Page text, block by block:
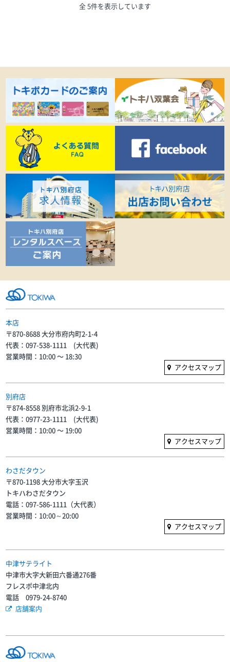
全 5件を表示しています
本店
〒870-8688 大分市府内町2-1-4
代表：097-538-1111 (大代表)
営業時間：10:00 〜 18:30
アクセスマップ
別府店
〒874-8558 別府市北浜2-9-1
代表：0977-23-1111 (大代表)
営業時間：10:00 〜 19:00
アクセスマップ
わさだタウン
〒870-1198 大分市大字玉沢
トキハわさだタウン
電話：097-586-1111（大代表）
営業時間：10:00～20:00
アクセスマップ
中津サテライト
中津市大字大新田六番通276番
フレスポ中津北内
電話 0979-24-8740
店舗案内